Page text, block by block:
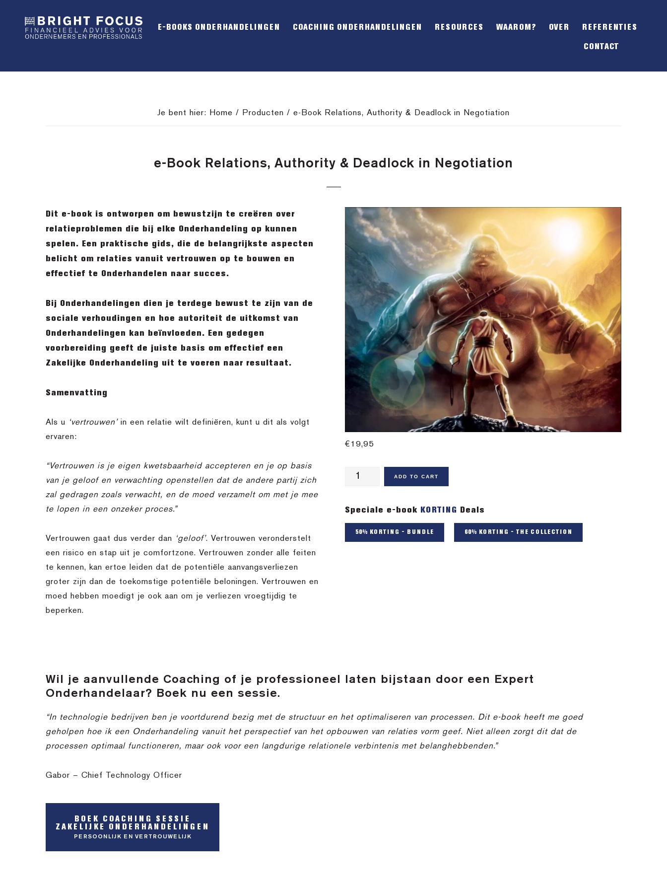
OFFSCREEN
E-BOOKS ONDERHANDELINGEN COACHING ONDERHANDELINGEN RESOURCES WAAROM? OVER REFERENTIES
CONTACT
Je bent hier: Home / Producten / e-Book Relations, Authority & Deadlock in Negotiation
e-Book Relations, Authority & Deadlock in Negotiation
Dit e-book is ontworpen om bewustzijn te creëren over
relatieproblemen die bij elke Onderhandeling op kunnen
spelen. Een praktische gids, die de belangrijkste aspecten
belicht om relaties vanuit vertrouwen op te bouwen en
effectief te Onderhandelen naar succes.
Bij Onderhandelingen dien je terdege bewust te zijn van de
sociale verhoudingen en hoe autoriteit de uitkomst van
Onderhandelingen kan beïnvloeden. Een gedegen
voorbereiding geeft de juiste basis om effectief een
Zakelijke Onderhandeling uit te voeren naar resultaat.
Samenvatting
Als u ‘vertrouwen’ in een relatie wilt definiëren, kunt u dit als volgt
ervaren:
“Vertrouwen is je eigen kwetsbaarheid accepteren en je op basis
van je geloof en verwachting openstellen dat de andere partij zich
zal gedragen zoals verwacht, en de moed verzamelt om met je mee
te lopen in een onzeker proces.”
Vertrouwen gaat dus verder dan ‘geloof’. Vertrouwen veronderstelt
een risico en stap uit je comfortzone. Vertrouwen zonder alle feiten
te kennen, kan ertoe leiden dat de potentiële aanvangsverliezen
groter zijn dan de toekomstige potentiële beloningen. Vertrouwen en
moed hebben moedigt je ook aan om je verliezen vroegtijdig te
beperken.
€ 19,95
Authority
ADD TO CART
Speciale e-book KORTING Deals
50% KORTING - BUNDLE 60% KORTING - THE COLLECTION
Wil je aanvullende Coaching of je professioneel laten bijstaan door een Expert
Onderhandelaar? Boek nu een sessie.
“In technologie bedrijven ben je voortdurend bezig met de structuur en het optimaliseren van processen. Dit e-book heeft me goed
geholpen hoe ik een Onderhandeling vanuit het perspectief van het opbouwen van relaties vorm geef. Niet alleen zorgt dit dat de
processen optimaal functioneren, maar ook voor een langdurige relationele verbintenis met belanghebbenden.”
Gabor – Chief Technology Officer
BOEK COACHING SESSIE
ZAKELIJKE ONDERHANDELINGEN
PERSOONLIJK EN VERTROUWELIJK